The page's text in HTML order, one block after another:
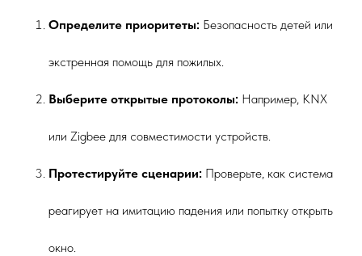
Определите приоритеты: Безопасность детей или
экстренная помощь для пожилых.
Выберите открытые протоколы: Например, KNX
или Zigbee для совместимости устройств.
Протестируйте сценарии: Проверьте, как система
реагирует на имитацию падения или попытку открыть
окно.